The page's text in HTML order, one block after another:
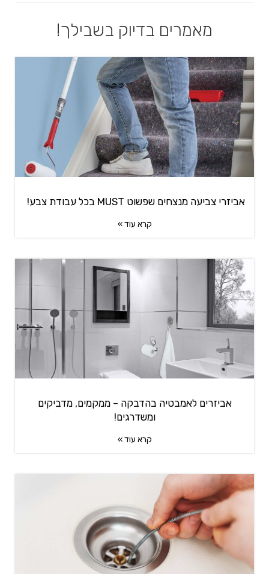
מאמרים בדיוק בשבילך!
אביזרי צביעה מנצחים שפשוט MUST בכל עבודת צבע!
קרא עוד »
אביזרים לאמבטיה בהדבקה – ממקמים, מדביקים
ומשדרגים!
קרא עוד »